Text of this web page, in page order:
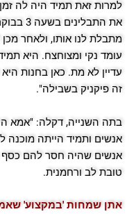
למרות זאת תמיד היה לה
את
עומד נקי ומצוחצח. היא
עדיין לא מת. כאן בחנות
זה פיקניק בשבילה".
בתה השנייה, דקלה: "אמא
אנשים ותמיד הייתה מוכנה
אנשים שהיה חסר להם כסף
טובת לב ורחמנית.
אתן שמחות 'במקצוע'